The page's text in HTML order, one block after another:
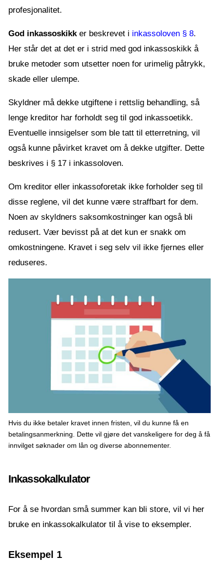
profesjonalitet.
God inkassoskikk er beskrevet i inkassoloven § 8.
Her står det at det er i strid med god inkassoskikk å
bruke metoder som utsetter noen for urimelig påtrykk,
skade eller ulempe.
Skyldner må dekke utgiftene i rettslig behandling, så
lenge kreditor har forholdt seg til god inkassoetikk.
Eventuelle innsigelser som ble tatt til etterretning, vil
også kunne påvirket kravet om å dekke utgifter. Dette
beskrives i § 17 i inkassoloven.
Om kreditor eller inkassoforetak ikke forholder seg til
disse reglene, vil det kunne være straffbart for dem.
Noen av skyldners saksomkostninger kan også bli
redusert. Vær bevisst på at det kun er snakk om
omkostningene. Kravet i seg selv vil ikke fjernes eller
reduseres.
Hvis du ikke betaler kravet innen fristen, vil du kunne få en
betalingsanmerkning. Dette vil gjøre det vanskeligere for deg å få
innvilget søknader om lån og diverse abonnementer.
Inkassokalkulator
For å se hvordan små summer kan bli store, vil vi her
bruke en inkassokalkulator til å vise to eksempler.
Eksempel 1